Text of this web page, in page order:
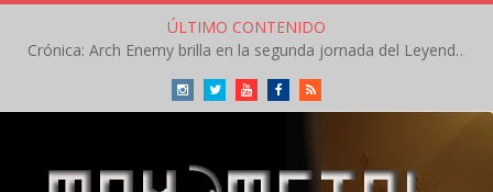
ÚLTIMO CONTENIDO
Crónica: Arch Enemy brilla en la segunda jornada del Leyendas del Rock – Jueves – Agosto 2026
InstagramTwitterYoutubeFacebookRSS